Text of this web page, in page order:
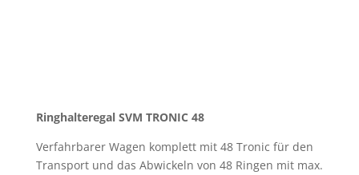
Ringhalteregal SVM TRONIC 48
Verfahrbarer Wagen komplett mit 48 Tronic für den
Transport und das Abwickeln von 48 Ringen mit max.